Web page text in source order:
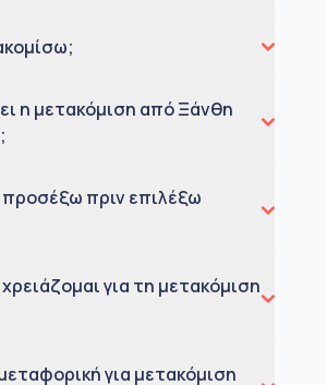
η μετακόμιση από Ξάνθη
προσέξω πριν επιλέξω
για τη μετακόμιση
για μετακόμιση